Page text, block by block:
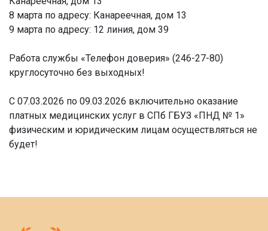
8 марта по адресу: Канареечная, дом 13
9 марта по адресу: 12 линия, дом 39
Работа службы «Телефон доверия» (246-27-80)
круглосуточно без выходных!
С 07.03.2026 по 09.03.2026 включительно оказание
платных медицинских услуг в СПб ГБУЗ «ПНД № 1»
физическим и юридическим лицам осуществляться не
будет!